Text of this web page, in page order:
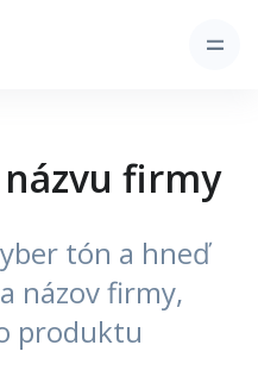
firmy
tón a hneď
názov firmy,
produktu